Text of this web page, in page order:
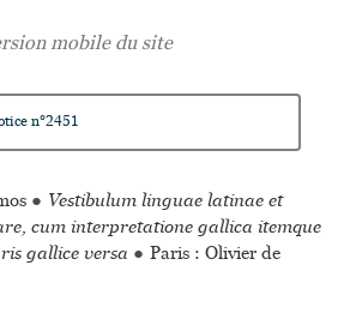
n°2451
● Vestibulum linguae latinae et
cum interpretatione gallica itemque
gallice versa ● Paris : Olivier de